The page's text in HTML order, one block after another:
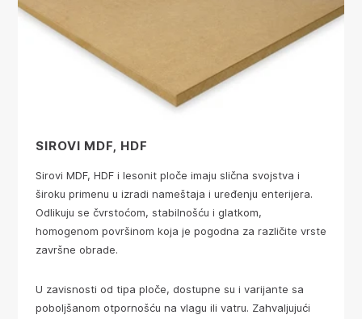
SIROVI MDF, HDF
Sirovi MDF, HDF i lesonit ploče imaju slična svojstva i
široku primenu u izradi nameštaja i uređenju enterijera.
Odlikuju se čvrstoćom, stabilnošću i glatkom,
homogenom površinom koja je pogodna za različite vrste
završne obrade.
U zavisnosti od tipa ploče, dostupne su i varijante sa
poboljšanom otpornošću na vlagu ili vatru. Zahvaljujući